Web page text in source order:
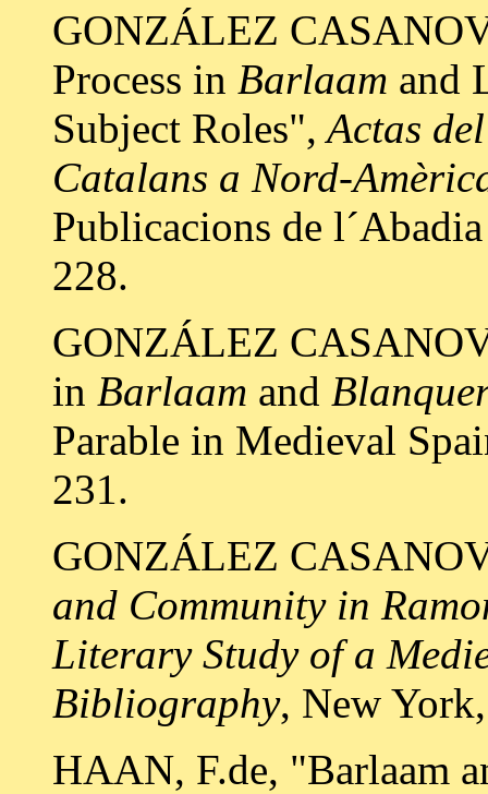
GONZÁLEZ
Process in Barlaam and
Subject Roles", Actas
Catalans a Nord-
Publicacions de
228.
GONZÁLEZ
in Barlaam and
Parable in Medieval
231.
GONZÁLEZ
and Community in
Literary Study of a
Bibliography, New
HAAN, F.de, "Barlaam